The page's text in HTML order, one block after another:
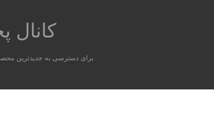
برای دسترسی به جدیدترین